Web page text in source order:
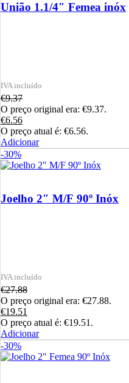
União 1.1/4″ Femea inóx
€9.37
O preço original era: €9.37.
€6.56
O preço atual é: €6.56.
Adicionar
-30%
Joelho 2″ M/F 90º Inóx
€27.88
O preço original era: €27.88.
€19.51
O preço atual é: €19.51.
Adicionar
-30%